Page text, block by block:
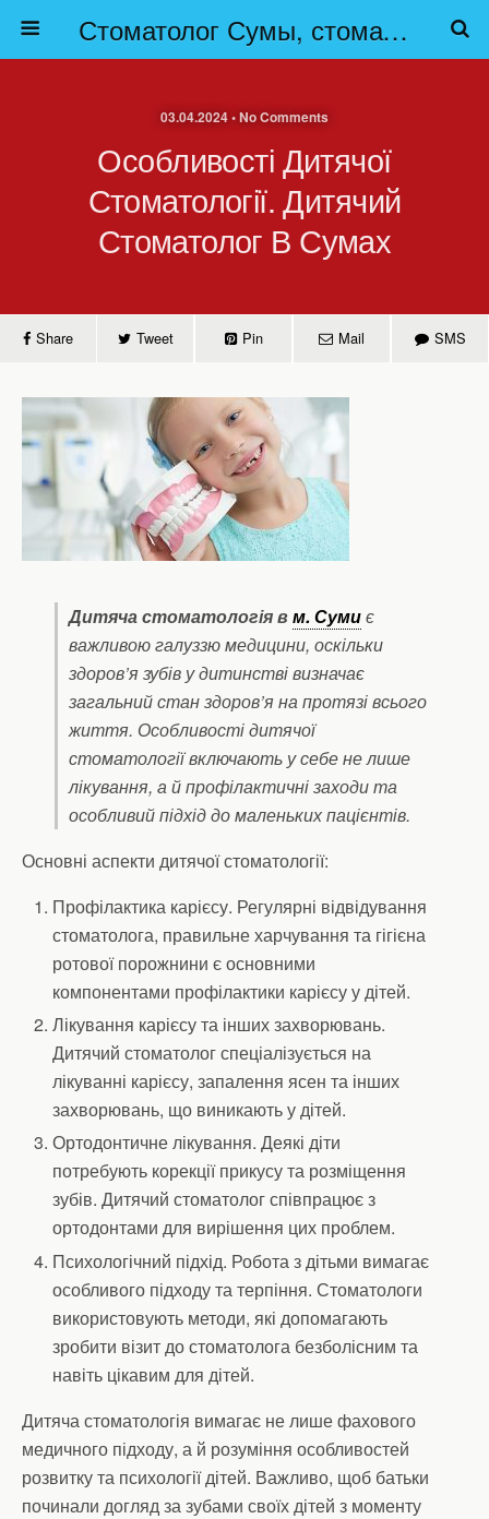
Стоматолог Сумы, стоматологические клиники Сумы, детская стоматология в Сумах. | Частная стоматология Сумы
03.04.2024 • No Comments
Особливості Дитячої
Стоматології. Дитячий
Стоматолог В Сумах
Share Tweet Pin Mail SMS
Дитяча стоматологія вм. Сумиє
важливою галуззю медицини, оскільки
здоров’я зубів у дитинстві визначає
загальний стан здоров’я на протязі всього
життя. Особливості дитячої
стоматології включають у себе не лише
лікування, а й профілактичні заходи та
особливий підхід до маленьких пацієнтів.
Основні аспекти дитячої стоматології:
Профілактика карієсу. Регулярні відвідування
стоматолога, правильне харчування та гігієна
ротової порожнини є основними
компонентами профілактики карієсу у дітей.
Лікування карієсу та інших захворювань.
Дитячий стоматолог спеціалізується на
лікуванні карієсу, запалення ясен та інших
захворювань, що виникають у дітей.
Ортодонтичне лікування. Деякі діти
потребують корекції прикусу та розміщення
зубів. Дитячий стоматолог співпрацює з
ортодонтами для вирішення цих проблем.
Психологічний підхід. Робота з дітьми вимагає
особливого підходу та терпіння. Стоматологи
використовують методи, які допомагають
зробити візит до стоматолога безболісним та
навіть цікавим для дітей.
Дитяча стоматологія вимагає не лише фахового
медичного підходу, а й розуміння особливостей
розвитку та психології дітей. Важливо, щоб батьки
починали догляд за зубами своїх дітей з моменту